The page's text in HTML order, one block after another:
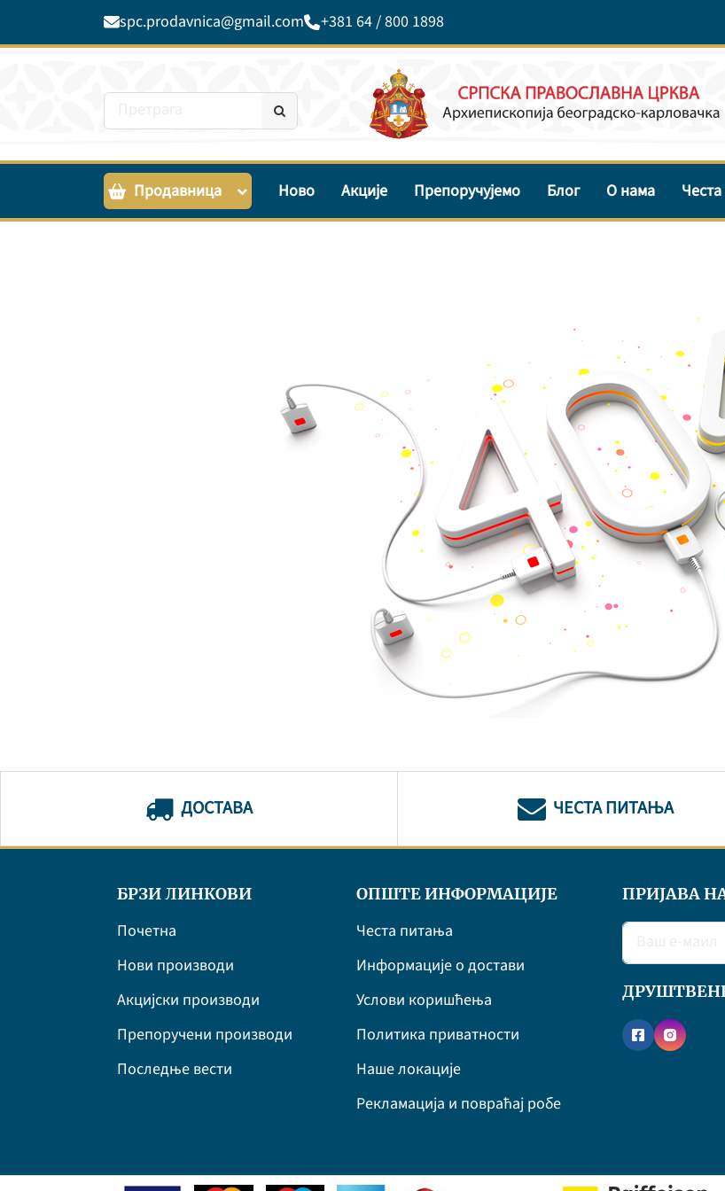
spc.prodavnica@gmail.com +381 64 / 800 1898
Продавница Ново Акције Препоручујемо Блог О нама
ДОСТАВА ЧЕСТА ПИТАЊА
БРЗИ ЛИНКОВИ
Почетна
Нови производи
Акцијски производи
Препоручени производи
Последње вести
ОПШТЕ ИНФОРМАЦИЈЕ
Честа питања
Информације о достави
Услови коришћења
Политика приватности
Наше локације
Рекламација и повраћај робе
ПРИЈАВА